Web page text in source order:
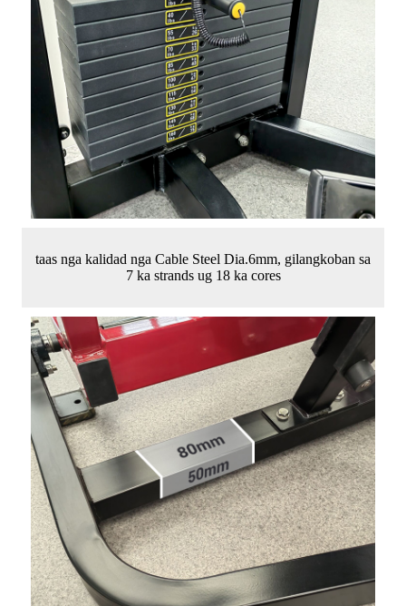
taas nga kalidad nga Cable Steel Dia.6mm, gilangkoban sa
7 ka strands ug 18 ka cores